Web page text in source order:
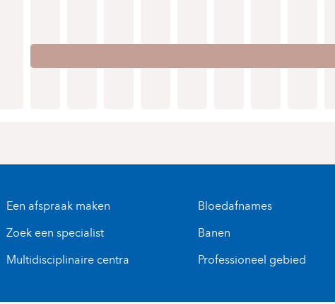
Een afspraak maken
Zoek een specialist
Multidisciplinaire centra
Bloedafnames
Banen
Professioneel gebied